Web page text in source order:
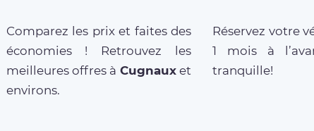
Comparez les prix et faites des
économies ! Retrouvez les
meilleures offres à Cugnauxet
environs.
Réservez votre
1 mois à
tranquille!